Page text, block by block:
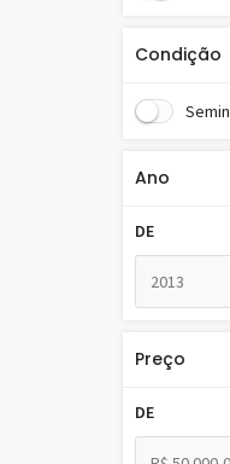
Condição
Ano
DE
2013
Preço
DE